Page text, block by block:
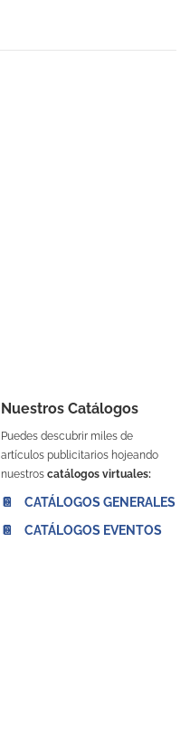
Nuestros Catálogos
Puedes descubrir miles de
artículos publicitarios hojeando
nuestros catálogos virtuales:
📔 CATÁLOGOS GENERALES
📔 CATÁLOGOS EVENTOS